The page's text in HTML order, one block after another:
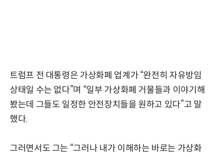
트럼프 전 대통령은 가상화폐 업계가 “완전히 자유방임
상태일 수는 없다”며 “일부 가상화폐 거물들과 이야기해
봤는데 그들도 일정한 안전장치들을 원하고 있다”고 말
했다.
그러면서도 그는 “그러나 내가 이해하는 바로는 가상화